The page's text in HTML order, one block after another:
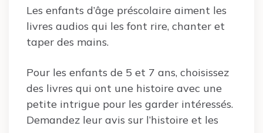
Les enfants d’âge préscolaire aiment les
livres audios qui les font rire, chanter et
taper des mains.
Pour les enfants de 5 et 7 ans, choisissez
des livres qui ont une histoire avec une
petite intrigue pour les garder intéressés.
Demandez leur avis sur l’histoire et les